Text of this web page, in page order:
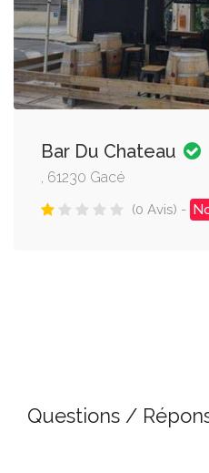
Bar Du Chateau
, 61230 Gacé
(0 Avis) -
Questions /